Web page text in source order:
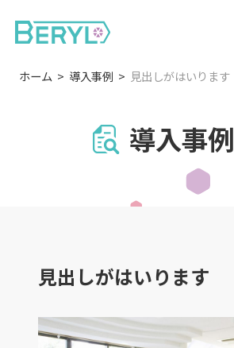
ホーム 導入事例 見出しがはいります
導入事例
見出しがはいります